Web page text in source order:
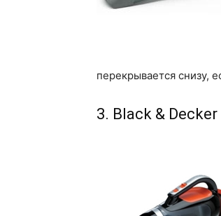
перекрывается снизу,
3. Black & Decker